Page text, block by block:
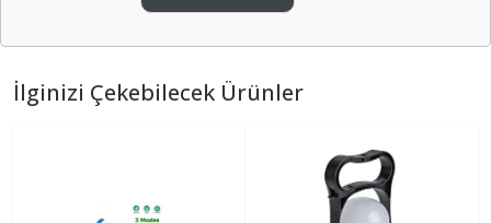
İlginizi Çekebilecek Ürünler